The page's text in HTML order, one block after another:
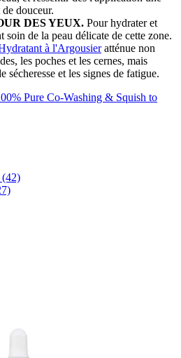
douceur.
DES YEUX. Pour hydrater et
soin de la peau délicate de cette zone.
à l'Argousieratténue non
les poches et les cernes, mais
sécheresse et les signes de fatigue.
Pure Co-Washing & Squish to
(42)